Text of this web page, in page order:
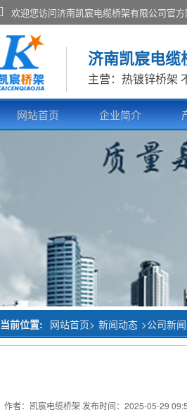
欢迎您访问济南凯宸电缆桥架有限公司官方
济南凯宸电缆
主营：热镀锌桥架
网站首页 企业简介
当前位置: 网站首页> 新闻动态 >公司新闻
作者：凯宸电缆桥架 发布时间：2025-05-29